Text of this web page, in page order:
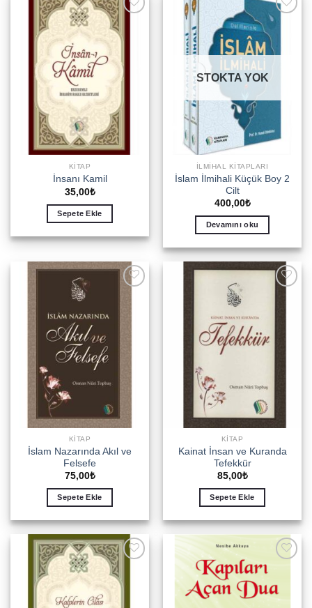
Add to
wishlist
KITAP
İnsanı Kamil
35,00₺
Sepete Ekle
Add to
wishlist
STOKTA YOK
İLMIHAL KITAPLARI
İslam İlmihali Küçük Boy 2
Cilt
400,00₺
Devamını oku
KITAP
İslam Nazarında Akıl ve
Felsefe
75,00₺
Sepete Ekle
KITAP
Kainat İnsan ve Kuranda
Tefekkür
85,00₺
Sepete Ekle
Add to
wishlist